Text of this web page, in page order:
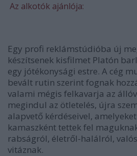
Az alkotók ajánlója:
Egy profi reklámstúdióba új
készítsenek kisfilmet Platón
egy jótékonysági estre. A cég
bevált rutin szerint fognak
valami mégis felkavarja az
megindul az ötletelés, újra
alapvető kérdéseivel,
kamaszként tettek fel
rabságról, életről-halálról,
vitáznak.